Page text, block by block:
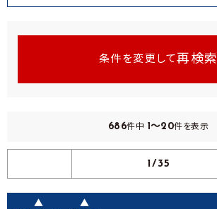
条件を変更して 再検索
686件中 1～20件を表示
1/35
▲
▲